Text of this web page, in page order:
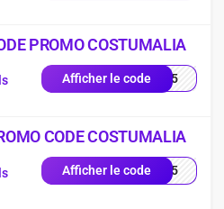
PROMO COSTUMALIA
Afficher le codeTTT5
CODE COSTUMALIA
Afficher le codeRTT5